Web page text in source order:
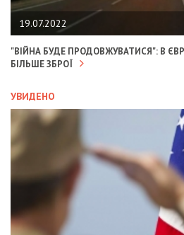
19.07.2022
"ВІЙНА БУДЕ ПРОДОВЖУВАТИСЯ": В
БІЛЬШЕ ЗБРОЇ
УВИДЕНО